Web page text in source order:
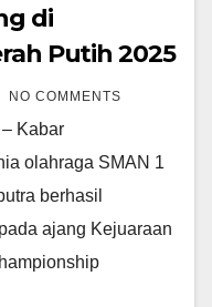
di
Putih 2025
NO COMMENTS
Kabar
olahraga SMAN 1
berhasil
ajang Kejuaraan